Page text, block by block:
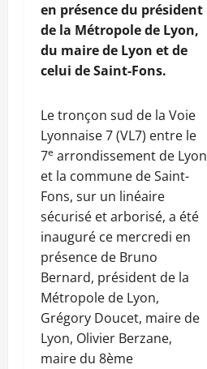
en présence du président
de la Métropole de Lyon,
du maire de Lyon et de
celui de Saint-Fons.
Le tronçon sud de la Voie
Lyonnaise 7 (VL7) entre le
7e arrondissement de Lyon
et la commune de Saint-
Fons, sur un linéaire
sécurisé et arborisé, a été
inauguré ce mercredi en
présence de Bruno
Bernard, président de la
Métropole de Lyon,
Grégory Doucet, maire de
Lyon, Olivier Berzane,
maire du 8ème